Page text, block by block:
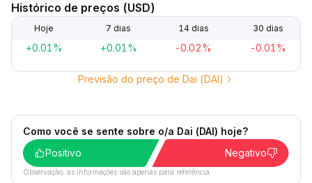
Histórico de preços (USD)
Hoje 7 dias 14 dias 30 dias
+0.01% +0.01% -0.02% -0.01%
Previsão do preço de Dai (DAI)
Como você se sente sobre o/a Dai (DAI) hoje?
Positivo
Negativo
Observação: as informações são apenas para referência.